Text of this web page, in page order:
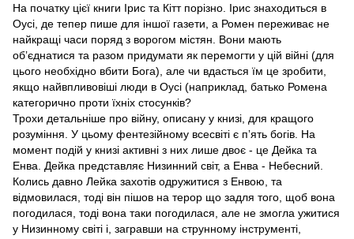
На початку цієї книги Ірис та Кітт порізно. Ірис знаходиться в
Оусі, де тепер пише для іншої газети, а Ромен переживає не
найкращі часи поряд з ворогом містян. Вони мають
обʼєднатися та разом придумати як перемогти у цій війні (для
цього необхідно вбити Бога), але чи вдасться їм це зробити,
якщо найвпливовіші люди в Оусі (наприклад, батько Ромена
категорично проти їхніх стосунків?
Трохи детальніше про війну, описану у книзі, для кращого
розуміння. У цьому фентезійному всесвіті є пʼять богів. На
момент подій у книзі активні з них лише двоє - це Дейка та
Енва. Дейка представляє Низинний світ, а Енва - Небесний.
Колись давно Лейка захотів одружитися з Енвою, та
відмовилася, тоді він пішов на терор що задля того, щоб вона
погодилася, тоді вона таки погодилася, але не змогла ужитися
у Низинному світі і, загравши на струнному інструменті,